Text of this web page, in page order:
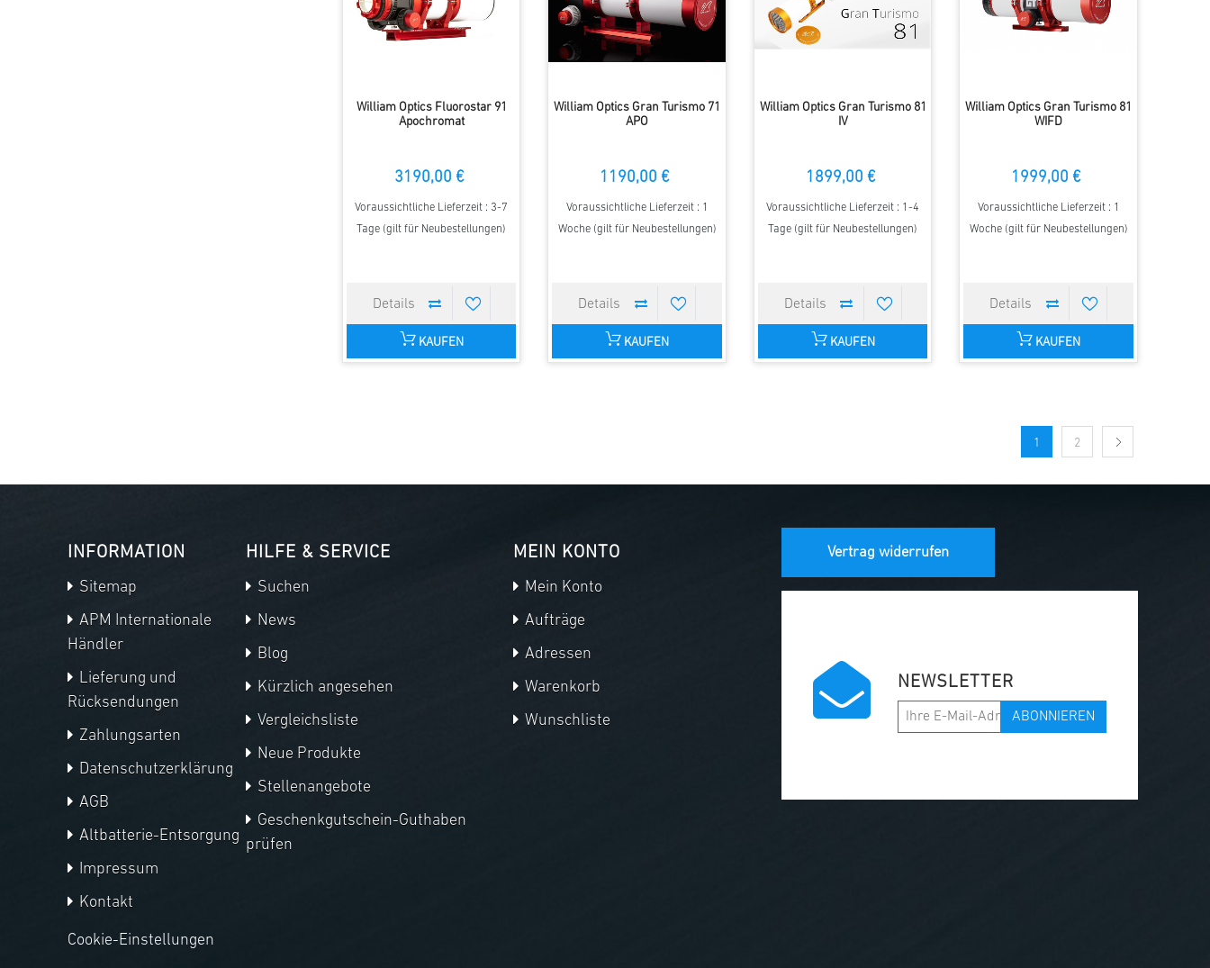
William Optics Fluorostar 91
Apochromat
3190,00 €
Voraussichtliche Lieferzeit : 3-7
Tage (gilt für Neubestellungen)
KAUFEN
William Optics Gran Turismo 71
APO
1190,00 €
Voraussichtliche Lieferzeit : 1
Woche (gilt für Neubestellungen)
KAUFEN
William Optics Gran Turismo 81
IV
1899,00 €
Voraussichtliche Lieferzeit : 1-4
Tage (gilt für Neubestellungen)
KAUFEN
William Optics Gran Turismo 81
WIFD
1999,00 €
Voraussichtliche Lieferzeit : 1
Woche (gilt für Neubestellungen)
KAUFEN
1 2
INFORMATION
Sitemap
APM Internationale
Händler
Lieferung und
Rücksendungen
Zahlungsarten
Datenschutzerklärung
AGB
Altbatterie-Entsorgung
Impressum
Kontakt
HILFE & SERVICE
Suchen
News
Blog
Kürzlich angesehen
Vergleichsliste
Neue Produkte
Stellenangebote
Geschenkgutschein-Guthaben
prüfen
MEIN KONTO
Mein Konto
Aufträge
Adressen
Warenkorb
Wunschliste
Vertrag widerrufen
NEWSLETTER
ABONNIEREN
Cookie-Einstellungen